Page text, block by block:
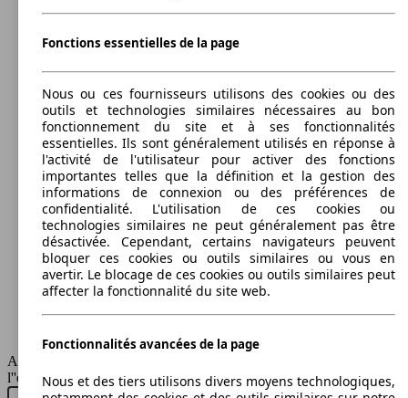
T-Cross 1.0 TSI 110 Start/Stop DSG7
80 KW
(110 PS)
T-Cross 1.0 TSI 115 Start/Stop BVM6
84 KW
Ø
AutoScout24 France SAS décline toute responsabilité concernant
l''exactitude des indications fournies.
Fonctions essentielles de la page
Nous ou ces fournisseurs utilisons des cookies ou des
outils et technologies similaires nécessaires au bon
fonctionnement du site et à ses fonctionnalités
essentielles. Ils sont généralement utilisés en réponse à
l'activité de l'utilisateur pour activer des fonctions
importantes telles que la définition et la gestion des
informations de connexion ou des préférences de
confidentialité. L'utilisation de ces cookies ou
technologies similaires ne peut généralement pas être
désactivée. Cependant, certains navigateurs peuvent
bloquer ces cookies ou outils similaires ou vous en
avertir. Le blocage de ces cookies ou outils similaires peut
affecter la fonctionnalité du site web.
Fonctionnalités avancées de la page
Nous et des tiers utilisons divers moyens technologiques,